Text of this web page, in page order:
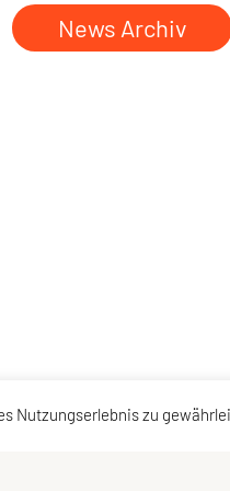
News Archiv
Nutzungserlebnis zu